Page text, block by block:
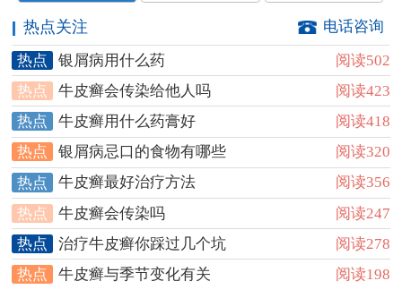
热点关注
电话咨询
热点
银屑病用什么药
阅读502
热点
牛皮癣会传染给他人吗
阅读423
热点
牛皮癣用什么药膏好
阅读418
热点
银屑病忌口的食物有哪些
阅读320
热点
牛皮癣最好治疗方法
阅读356
热点
牛皮癣会传染吗
阅读247
热点
治疗牛皮癣你踩过几个坑
阅读278
热点
牛皮癣与季节变化有关 阅读198